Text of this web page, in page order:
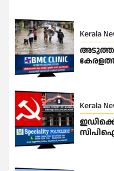
Kerala
അടുത്ത
Kerala